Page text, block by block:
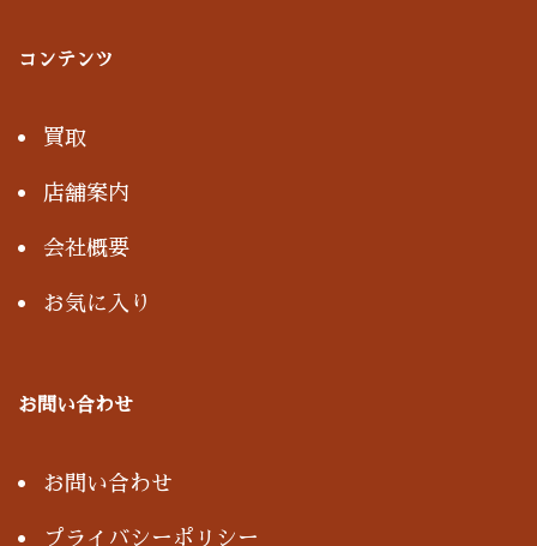
コンテンツ
買取
店舗案内
会社概要
お気に入り
お問い合わせ
お問い合わせ
プライバシーポリシー